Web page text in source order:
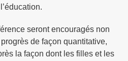
seront encouragés non
de façon quantitative,
la façon dont les filles et les